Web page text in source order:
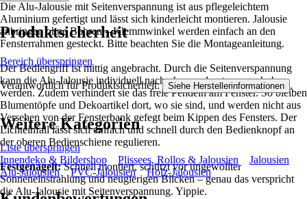
Die Alu-Jalousie mit Seitenverspannung ist aus pflegeleichtem
Aluminium gefertigt und lässt sich kinderleicht montieren. Jalousie
anbringen ohne Bohren – Klemmwinkel werden einfach an den
Fensterrahmen gesteckt. Bitte beachten Sie die Montageanleitung.
Der Bediengriff ist mittig angebracht. Durch die Seitenverspannung
kann die Alu-Jalousie individuell nach oben und unten verschoben
werden. Zudem verhindert sie das freie Pendeln am Fenster. So bleiben
Blumentöpfe und Dekoartikel dort, wo sie sind, und werden nicht aus
Versehen von der Fensterbank gefegt beim Kippen des Fensters. Der
Lichteinfall lässt sich einfach und schnell durch den Bedienknopf an
der oberen Bedienschiene regulieren.
Festgenagelt:Schnell montiert, schützt vor ungewollter
Sonneneinstrahlung und neugierigen Blicken – genau das verspricht
die Alu-Jalousie mit Seitenverspannung. Yippie.
Produktsicherheit
Bereich überspringen
Verantwortlich für Produktsicherheit: Siehe Herstellerinformationen .
Weitere Kategorien
Liste überspringen
Innendeko & Bildershop
Plissees, Rollos & Jalousien
Jalousien
Alu-Jalousien
PVC-Jalousien Holz-Jalousien